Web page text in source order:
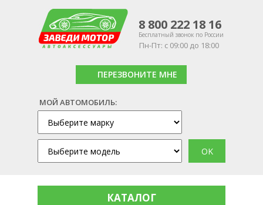
ПЕРЕЗВОНИТЕ МНЕ
8 800 222 18 16
Бесплатный звонок по России
Пн-Пт: с 09:00 до 18:00
МОЙ АВТОМОБИЛЬ:
КАТАЛОГ